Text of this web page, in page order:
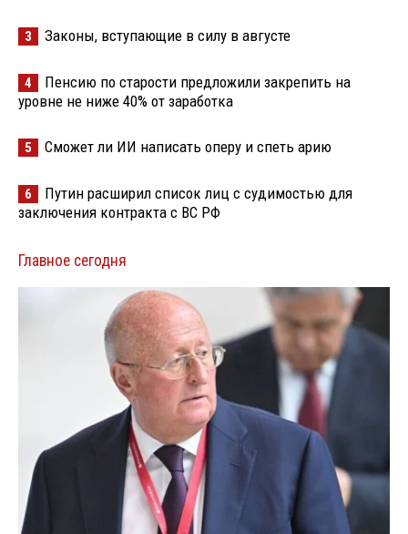
3 Законы, вступающие в силу в августе
4
Пенсию по старости предложили закрепить на
уровне не ниже 40% от заработка
5 Сможет ли ИИ написать оперу и спеть арию
6
Путин расширил список лиц с судимостью для
заключения контракта с ВС РФ
Главное сегодня